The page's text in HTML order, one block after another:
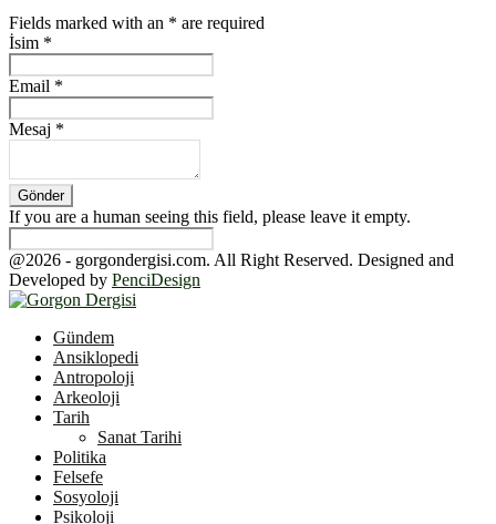
Fields marked with an * are required
İsim *
Email *
Mesaj *
If you are a human seeing this field, please leave it empty.
@2026 - gorgondergisi.com. All Right Reserved. Designed and
Developed by PenciDesign
Gündem
Ansiklopedi
Antropoloji
Arkeoloji
Tarih
Sanat Tarihi
Politika
Felsefe
Sosyoloji
Psikoloji